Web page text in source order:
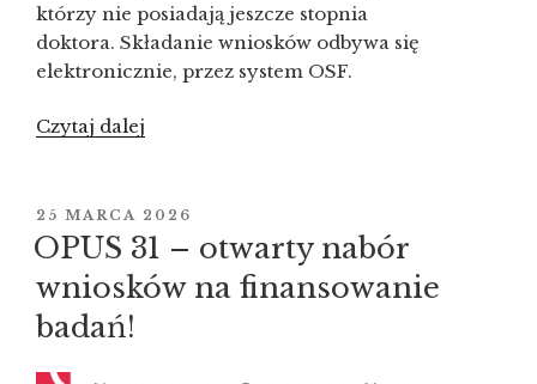
którzy nie posiadają jeszcze stopnia
doktora. Składanie wniosków odbywa się
elektronicznie, przez system OSF.
Czytaj dalej
konkurs
dla
badaczy
bez stopnia
OPUBLIKOWANE
W
25 MARCA 2026
OPUS 31 – otwarty nabór
wniosków na finansowanie
badań!